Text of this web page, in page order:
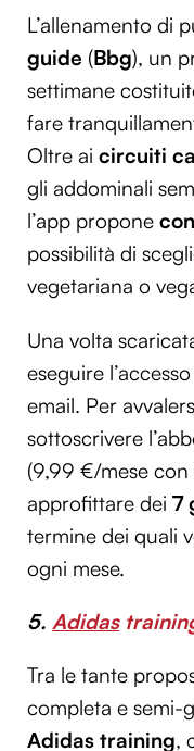
L’allenamento di
guide (Bbg), un
settimane
fare
Oltre ai circuiti
gli addominali
l’app propone
possibilità di
vegetariana o
Una volta
eseguire
email. Per
sottoscrivere
(9,99 €/mese
approfittare dei 7
termine dei quali
ogni mese.
5. Adidas
Tra le tante
completa e semi-
Adidas training,